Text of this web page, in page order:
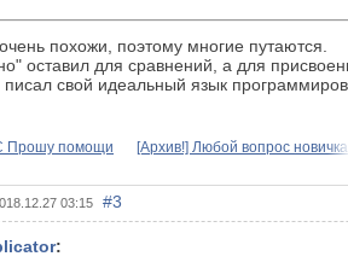
похожи, поэтому многие путаются.
оставил для сравнений, а для
писал свой идеальный язык
Прошу помощи [Архив!] Любой вопрос новичка,
03:15 #3
: